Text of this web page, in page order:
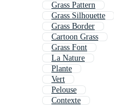
Grass Pattern
Grass Silhouette
Grass Border
Cartoon Grass
Grass Font
La Nature
Plante
Vert
Pelouse
Contexte